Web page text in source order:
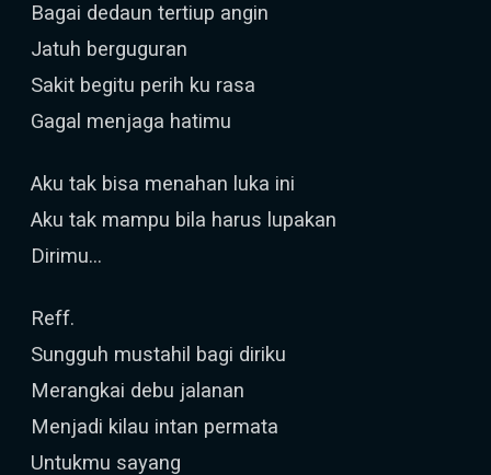
Bagai dedaun tertiup angin
Jatuh berguguran
Sakit begitu perih ku rasa
Gagal menjaga hatimu
Aku tak bisa menahan luka ini
Aku tak mampu bila harus lupakan
Dirimu...
Reff.
Sungguh mustahil bagi diriku
Merangkai debu jalanan
Menjadi kilau intan permata
Untukmu sayang